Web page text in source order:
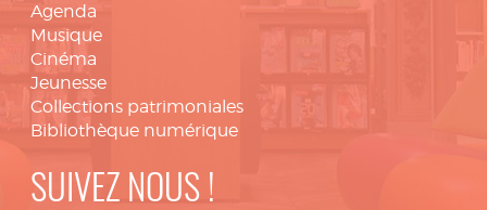
Agenda
Musique
Cinéma
Jeunesse
Collections patrimoniales
Bibliothèque numérique
SUIVEZ NOUS !